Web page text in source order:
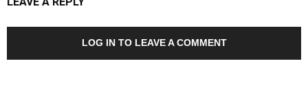
LOG IN TO LEAVE A COMMENT